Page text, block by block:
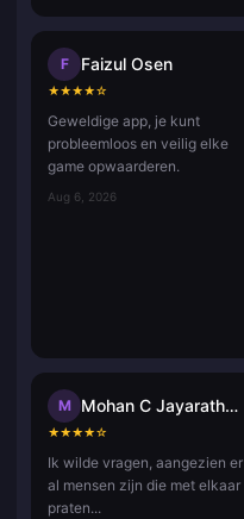
F Faizul Osen
★★★★☆
Geweldige app, je kunt
probleemloos en veilig elke
game opwaarderen.
Aug 6, 2026
M Mohan C Jayarathna
★★★★☆
Ik wilde vragen, aangezien er
al mensen zijn die met elkaar
praten...